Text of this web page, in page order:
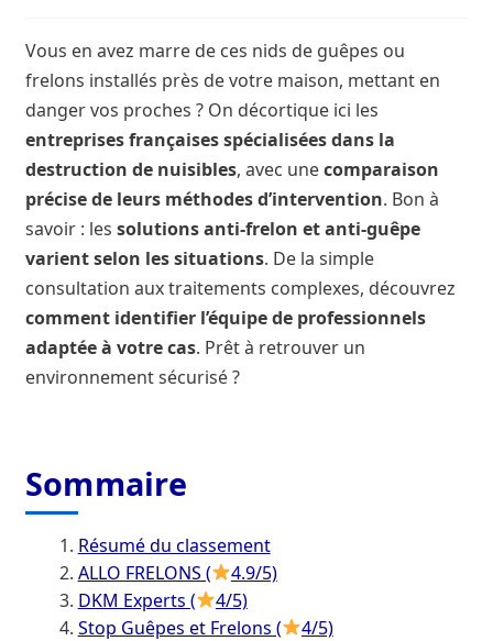
De quoi s’agit-il ?
Fédérations Régionales de Défense contre les
Organismes Nuisibles (Fredon)
France Biodiversité, connaître et respecter la nature
Histoire de l’Etablissement
L’Agence française pour la biodiversité, pilier du
projet de loi
Les établissements fondateurs de l’Agence française
pour la biodiversité
Les travaux de préfiguration
Vous en avez marre de ces nids de guêpes ou
frelons installés près de votre maison, mettant en
danger vos proches ? On décortique ici les
entreprises françaises spécialisées dans la
destruction de nuisibles, avec unecomparaison
précise de leurs méthodes d’intervention. Bon à
savoir : les solutions anti-frelon et anti-guêpe
varient selon les situations. De la simple
consultation aux traitements complexes, découvrez
comment identifier l’équipe de professionnels
adaptée à votre cas. Prêt à retrouver un
environnement sécurisé ?
Sommaire
Résumé du classement
ALLO FRELONS (
4.9/5)
DKM Experts (
4/5)
Stop Guêpes et Frelons (
4/5)